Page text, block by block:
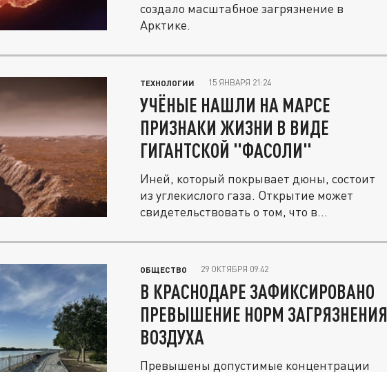
создало масштабное загрязнение в
Арктике.
ТЕХНОЛОГИИ 15 ЯНВАРЯ 21:24
УЧЁНЫЕ НАШЛИ НА МАРСЕ
ПРИЗНАКИ ЖИЗНИ В ВИДЕ
ГИГАНТСКОЙ "ФАСОЛИ"
Иней, который покрывает дюны, состоит
из углекислого газа. Открытие может
свидетельствовать о том, что в...
ОБЩЕСТВО 29 ОКТЯБРЯ 09:42
В КРАСНОДАРЕ ЗАФИКСИРОВАНО
ПРЕВЫШЕНИЕ НОРМ ЗАГРЯЗНЕНИЯ
ВОЗДУХА
Превышены допустимые концентрации